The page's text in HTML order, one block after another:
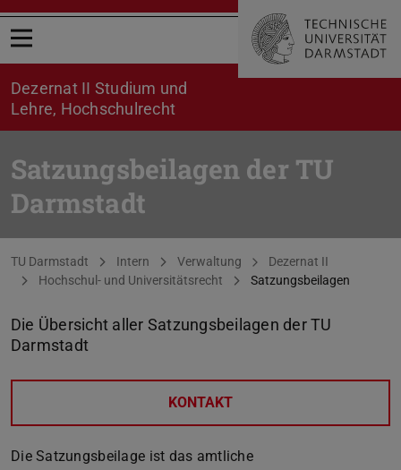
Menü öffnen
Dezernat II Studium und
Lehre, Hochschulrecht
Satzungsbeilagen der TU
Darmstadt
Sie befinden sich hier:
TU Darmstadt Intern Verwaltung
Dezernat II
Hochschul- und Universitätsrecht
Satzungsbeilagen
Die Übersicht aller Satzungsbeilagen der TU
Darmstadt
KONTAKT
Die Satzungsbeilage ist das amtliche